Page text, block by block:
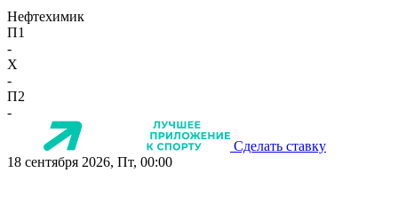
Нефтехимик
П1
-
X
-
П2
-
Сделать ставку
18 сентября 2026, Пт, 00:00